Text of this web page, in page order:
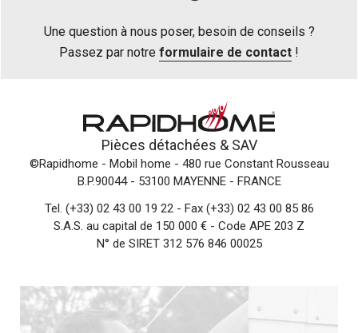
Une question à nous poser, besoin de conseils ?
Passez par notre formulaire de contact !
Pièces détachées & SAV
©Rapidhome - Mobil home - 480 rue Constant Rousseau
B.P.90044 - 53100 MAYENNE - FRANCE
Tel. (+33) 02 43 00 19 22- Fax (+33) 02 43 00 85 86
S.A.S. au capital de 150 000 € - Code APE 203 Z
N° de SIRET 312 576 846 00025